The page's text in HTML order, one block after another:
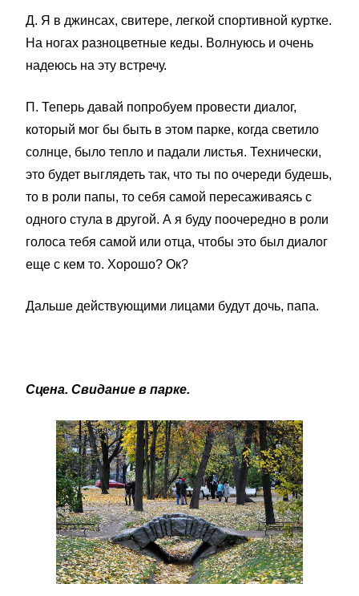
Д. Я в джинсах, свитере, легкой спортивной куртке.
На ногах разноцветные кеды. Волнуюсь и очень
надеюсь на эту встречу.
П. Теперь давай попробуем провести диалог,
который мог бы быть в этом парке, когда светило
солнце, было тепло и падали листья. Технически,
это будет выглядеть так, что ты по очереди будешь,
то в роли папы, то себя самой пересаживаясь с
одного стула в другой. А я буду поочередно в роли
голоса тебя самой или отца, чтобы это был диалог
еще с кем то. Хорошо? Ок?
Дальше действующими лицами будут дочь, папа.
Сцена. Свидание в парке.